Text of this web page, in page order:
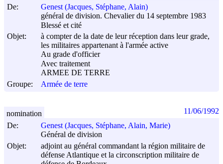
De:
Genest (Jacques, Stéphane, Alain)
général de division. Chevalier du 14 septembre 1983
Blessé et cité
Objet:
à compter de la date de leur réception dans leur grade,
les militaires appartenant à l'armée active
Au grade d'officier
Avec traitement
ARMEE DE TERRE
Groupe:
Armée de terre
De:
Genest (Jacques, Stéphane, Alain, Marie)
Général de division
Objet:
adjoint au général commandant la région militaire de
défense Atlantique et la circonscription militaire de
nomination 11/06/1992